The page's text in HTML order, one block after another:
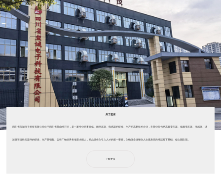
关于玺诚
四川省玺诚电子科技有限公司位于四川省营山经开区，是一家专业从事高低、频变压器、电感器的研发、生产的高新技术企业，主营业务包括高频变压器、低频变压器、电感器、滤
波器等磁性元器件的研发、生产及销售。公司广纳世界各地贤才能人，把品德作为引入人才的第一要素，为确保企业整体人文素质高尚纯洁打下基础，核心团队现...
了解更多